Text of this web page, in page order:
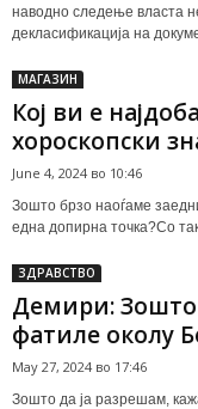
наводно следење власта
декласификација на
МАГАЗИН
Кој ви е
хороскопски
June 4, 2024 во 10:46
Зошто брзо наоѓаме
една допирна точка?Со
ЗДРАВСТВО
Демири: Зошто
фатиле околу
May 27, 2024 во 17:46
Зошто да ја разрешам,